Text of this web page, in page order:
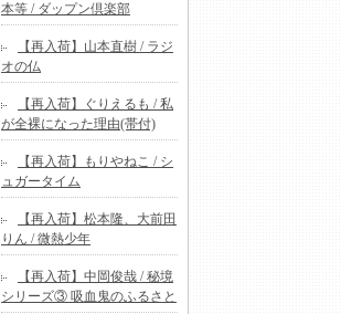
本等 / ダップン倶楽部
【再入荷】山本直樹 / ラジ
オの仏
【再入荷】ぐりえるも / 私
が全裸になった理由(帯付)
【再入荷】もりやねこ / シ
ュガータイム
【再入荷】松本隆、大前田
りん / 微熱少年
【再入荷】中岡俊哉 / 秘境
シリーズ③ 吸血鬼のふるさと